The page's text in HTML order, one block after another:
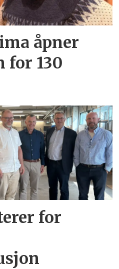
åpner
for 130
for